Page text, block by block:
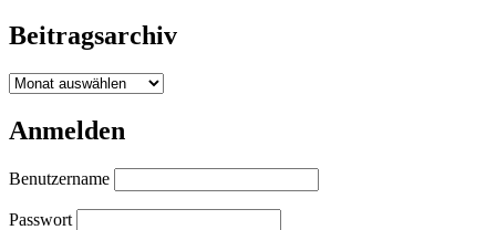
Beitragsarchiv
Beitragsarchiv
Anmelden
Benutzername
Passwort